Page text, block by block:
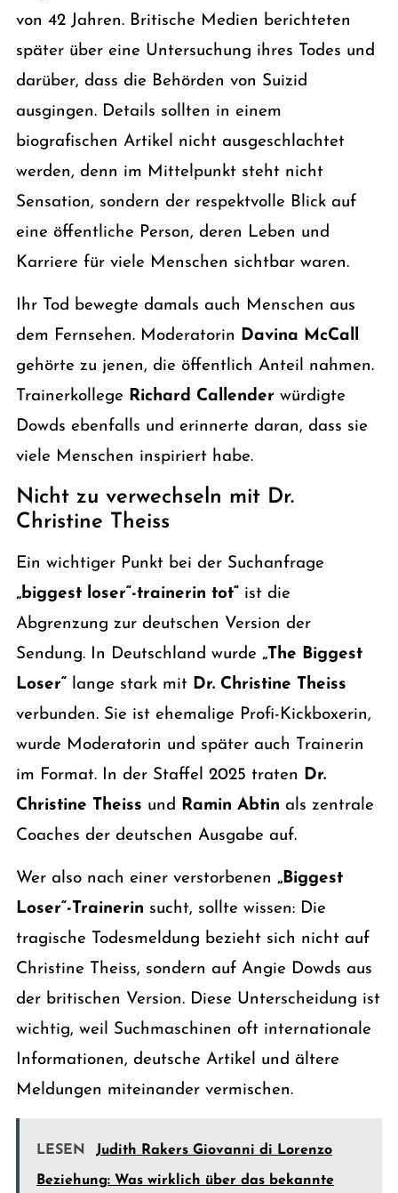
von 42 Jahren. Britische Medien berichteten
später über eine Untersuchung ihres Todes und
darüber, dass die Behörden von Suizid
ausgingen. Details sollten in einem
biografischen Artikel nicht ausgeschlachtet
werden, denn im Mittelpunkt steht nicht
Sensation, sondern der respektvolle Blick auf
eine öffentliche Person, deren Leben und
Karriere für viele Menschen sichtbar waren.
Ihr Tod bewegte damals auch Menschen aus
dem Fernsehen. Moderatorin
Davina McCall
gehörte zu jenen, die öffentlich Anteil nahmen.
Trainerkollege Richard Callender würdigte
Dowds ebenfalls und erinnerte daran, dass sie
viele Menschen inspiriert habe.
Nicht zu verwechseln mit Dr.
Christine Theiss
Ein wichtiger Punkt bei der Suchanfrage
„biggest loser“-trainerin tot“ ist die
Abgrenzung zur deutschen Version der
Sendung. In Deutschland wurde „The Biggest
Loser“ lange stark mit Dr. Christine Theiss
verbunden. Sie ist ehemalige Profi-Kickboxerin,
wurde Moderatorin und später auch Trainerin
im Format. In der Staffel 2025 traten
Dr.
Christine Theiss und Ramin Abtin als zentrale
Coaches der deutschen Ausgabe auf.
Wer also nach einer verstorbenen „Biggest
Loser“-Trainerin sucht, sollte wissen: Die
tragische Todesmeldung bezieht sich nicht auf
Christine Theiss, sondern auf Angie Dowds aus
der britischen Version. Diese Unterscheidung ist
wichtig, weil Suchmaschinen oft internationale
Informationen, deutsche Artikel und ältere
Meldungen miteinander vermischen.
LESEN Judith Rakers Giovanni di Lorenzo
Beziehung: Was wirklich über das bekannte